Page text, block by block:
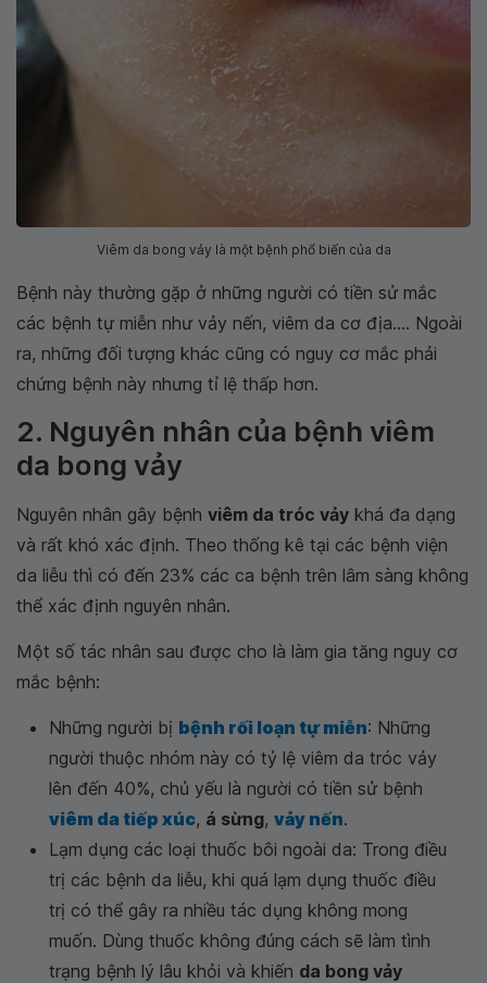
Viêm da bong vảy là một bệnh phổ biến của da
Bệnh này thường gặp ở những người có tiền sử mắc
các bệnh tự miễn như vảy nến, viêm da cơ địa.... Ngoài
ra, những đối tượng khác cũng có nguy cơ mắc phải
chứng bệnh này nhưng tỉ lệ thấp hơn.
2. Nguyên nhân của bệnh viêm
da bong vảy
Nguyên nhân gây bệnh viêm da tróc vảy khá đa dạng
và rất khó xác định. Theo thống kê tại các bệnh viện
da liễu thì có đến 23% các ca bệnh trên lâm sàng không
thể xác định nguyên nhân.
Một số tác nhân sau được cho là làm gia tăng nguy cơ
mắc bệnh:
Những người bị bệnh rối loạn tự miễn: Những
người thuộc nhóm này có tỷ lệ viêm da tróc vảy
lên đến 40%, chủ yếu là người có tiền sử bệnh
viêm da tiếp xúc, á sừng, vảy nến.
Lạm dụng các loại thuốc bôi ngoài da: Trong điều
trị các bệnh da liễu, khi quá lạm dụng thuốc điều
trị có thể gây ra nhiều tác dụng không mong
muốn. Dùng thuốc không đúng cách sẽ làm tình
trạng bệnh lý lâu khỏi và khiến da bong vảy